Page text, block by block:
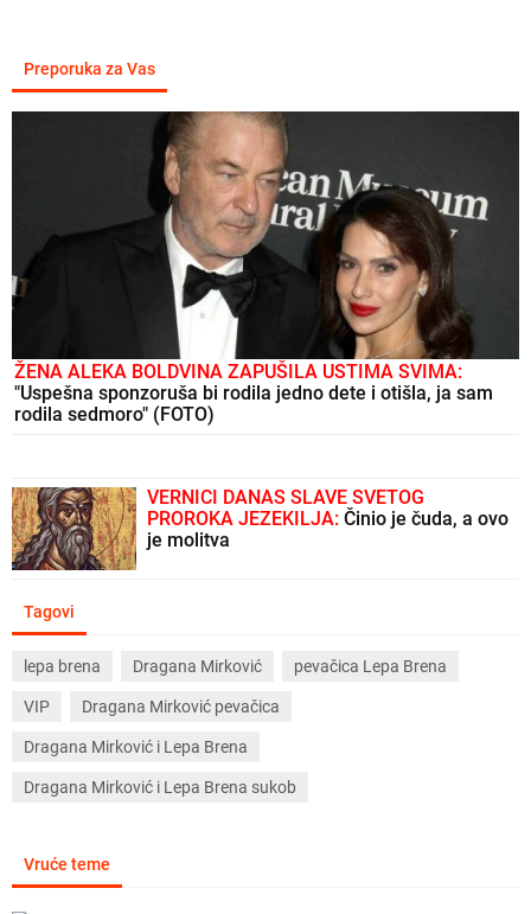
Preporuka za Vas
ŽENA ALEKA BOLDVINA ZAPUŠILA USTIMA SVIMA:
"Uspešna sponzoruša bi rodila jedno dete i otišla, ja sam
rodila sedmoro" (FOTO)
VERNICI DANAS SLAVE SVETOG
PROROKA JEZEKILJA: Činio je čuda, a ovo
je molitva
Tagovi
lepa brena Dragana Mirković pevačica Lepa Brena
VIP Dragana Mirković pevačica
Dragana Mirković i Lepa Brena
Dragana Mirković i Lepa Brena sukob
Vruće teme